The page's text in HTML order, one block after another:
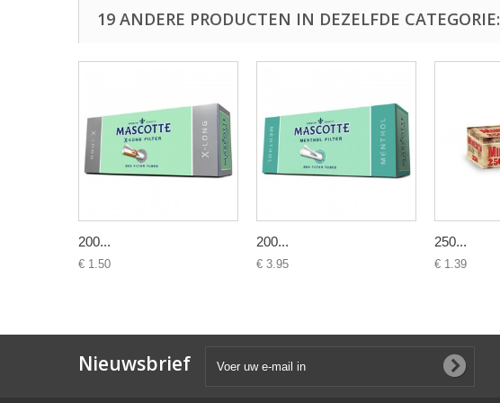
19 ANDERE PRODUCTEN IN DEZELFDE CATEGORIE:
200...
€ 1.50
200...
€ 3.95
250...
€ 1.39
Nieuwsbrief